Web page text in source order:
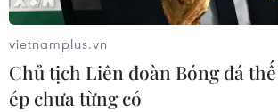
vietnamplus.vn
Chủ tịch Liên đoàn Bóng đá
ép chưa từng có